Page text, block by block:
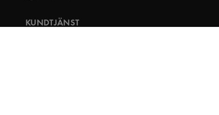
KUNDTJÄNST